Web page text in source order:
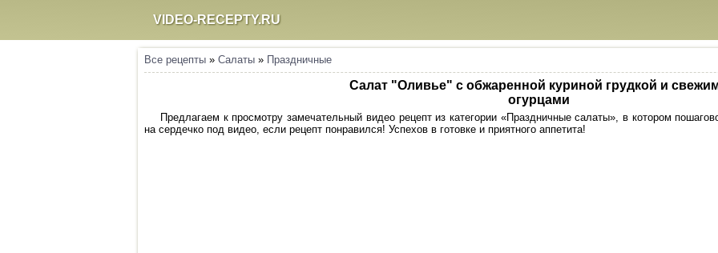
VIDEO-RECEPTY.RU
Все рецепты » Салаты » Праздничные
Салат "Оливье" с обжаренной куриной грудкой и
огурцами
Предлагаем к просмотру замечательный видео рецепт из категории «Праздничные салаты», в котором
на сердечко под видео, если рецепт понравился! Успехов в готовке и приятного аппетита!